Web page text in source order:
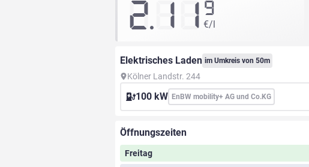
2.11 9
€/l
Elektrisches Laden im Umkreis von 50m
Kölner Landstr. 244
100 kW EnBW mobility+ AG und Co.KG
Öffnungszeiten
Freitag